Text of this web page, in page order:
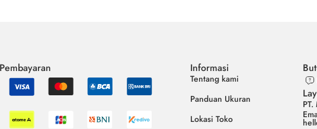
Informasi
Tentang kami
Panduan Ukuran
Lokasi Toko